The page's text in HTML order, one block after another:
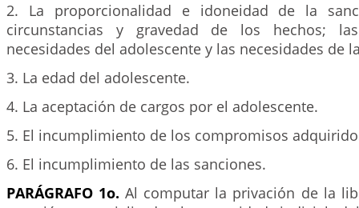
2. La proporcionalidad e idoneidad de la
circunstancias y gravedad de los hechos;
necesidades del adolescente y las necesidades de
3. La edad del adolescente.
4. La aceptación de cargos por el adolescente.
5. El incumplimiento de los compromisos
6. El incumplimiento de las sanciones.
PARÁGRAFO 1o. Al computar la privación de la